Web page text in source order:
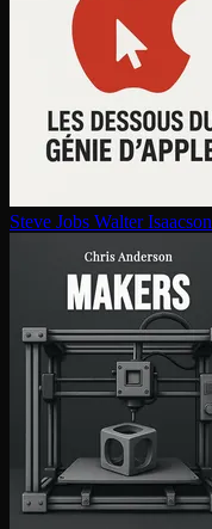
Steve Jobs Walter Isaacson